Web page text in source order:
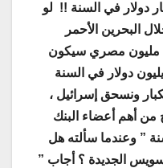
صادرات 100 مليار دولار في السنة !! لو
البحرين الأحمر
والأبيض وطبقا لعدد السكان 90 مليون مصري سيكون
دولار في السنة
ونسحق إسرائيل ،
من أهم أعضاء البنك
” وعندما سألته هل
الجديدة ؟ أجاب ”